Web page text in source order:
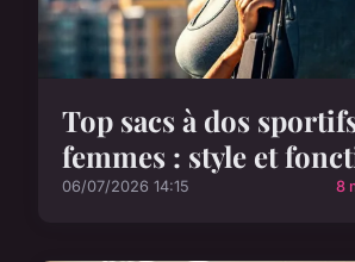
Top sacs à dos
femmes : style et
06/07/2026 14:15 8